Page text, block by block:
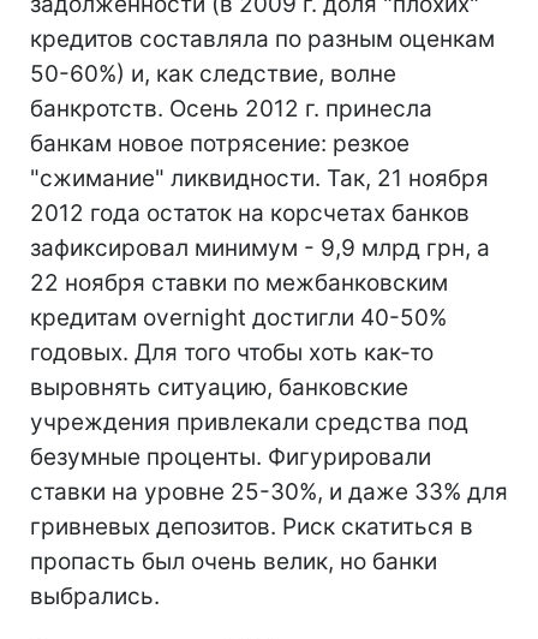
кредитов составляла по разным оценкам
50-60%) и, как следствие, волне
банкротств. Осень 2012 г. принесла
банкам новое потрясение: резкое
"сжимание" ликвидности. Так, 21 ноября
2012 года остаток на корсчетах банков
зафиксировал минимум - 9,9 млрд грн, а
22 ноября ставки по межбанковским
кредитам overnight достигли 40-50%
годовых. Для того чтобы хоть как-то
выровнять ситуацию, банковские
учреждения привлекали средства под
безумные проценты. Фигурировали
ставки на уровне 25-30%, и даже 33% для
гривневых депозитов. Риск скатиться в
пропасть был очень велик, но банки
выбрались.